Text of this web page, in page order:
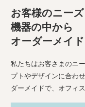
お客様のニー
機器の中から
オーダーメイ
私たちはお客さまのニ
プトやデザインに合わ
ダーメイドで、オフィ